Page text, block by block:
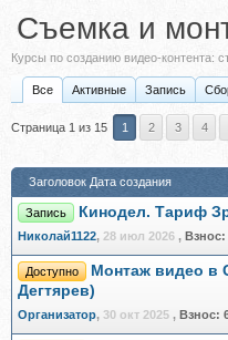
Съемка и
Курсы по созданию видео-контента:
Все Активные Запись
Страница 1 из 15 1 2 3 4
Заголовок Дата создания
Запись Кинодел. Тариф
Николай1122, 28 июл 2026 , Взнос:
Доступно
Монтаж видео в
Дегтярев)
Организатор, 30 окт 2025 , Взнос: